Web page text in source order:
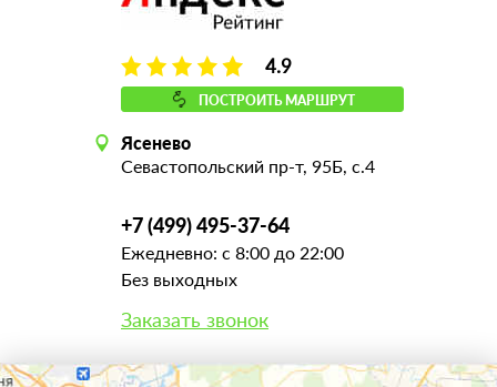
4.9
ПОСТРОИТЬ МАРШРУТ
Ясенево
Севастопольский пр-т, 95Б, с.4
+7 (499) 495-37-64
Ежедневно: с 8:00 до 22:00
Без выходных
Заказать звонок